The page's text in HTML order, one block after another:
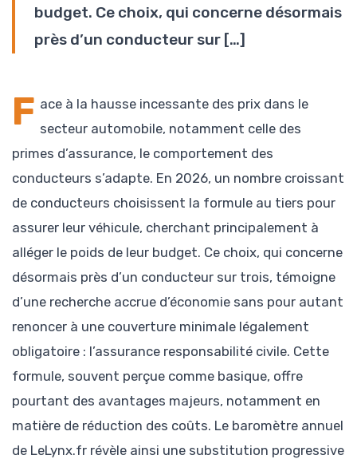
budget. Ce choix, qui concerne désormais
près d’un conducteur sur […]
F ace à la hausse incessante des prix dans le
secteur automobile, notamment celle des
primes d’assurance, le comportement des
conducteurs s’adapte. En 2026, un nombre croissant
de conducteurs choisissent la formule au tiers pour
assurer leur véhicule, cherchant principalement à
alléger le poids de leur budget. Ce choix, qui concerne
désormais près d’un conducteur sur trois, témoigne
d’une recherche accrue d’économie sans pour autant
renoncer à une couverture minimale légalement
obligatoire : l’assurance responsabilité civile. Cette
formule, souvent perçue comme basique, offre
pourtant des avantages majeurs, notamment en
matière de réduction des coûts. Le baromètre annuel
de LeLynx.fr révèle ainsi une substitution progressive